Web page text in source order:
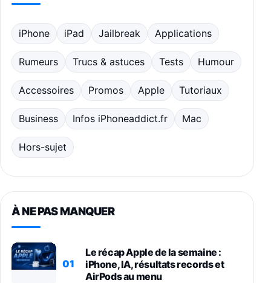
iPhone iPad Jailbreak Applications
Rumeurs Trucs & astuces Tests Humour
Accessoires Promos Apple Tutoriaux
Business Infos iPhoneaddict.fr Mac
Hors-sujet
À NE PAS MANQUER
01
Le récap Apple de la semaine :
iPhone, IA, résultats records et
AirPods au menu